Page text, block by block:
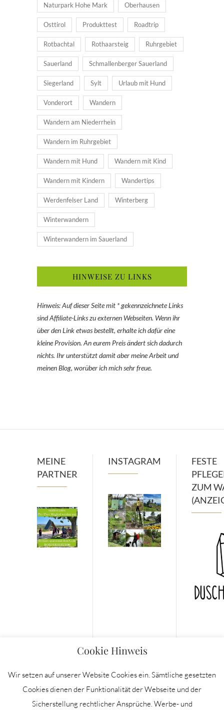
Naturpark Hohe Mark Oberhausen
Osttirol Produkttest Roadtrip
Rotbachtal Rothaarsteig Ruhrgebiet
Sauerland Schmallenberger Sauerland
Siegerland Sylt Urlaub mit Hund
Vonderort Wandern
Wandern am Niederrhein
Wandern im Ruhrgebiet
Wandern mit Hund Wandern mit Kind
Wandern mit Kindern Wandertips
Werdenfelser Land Winterberg
Winterwandern
Winterwandern im Sauerland
HINWEISE ZU LINKS
Hinweis: Auf dieser Seite mit * gekennzeichnete Links
sind Affiliate-Links zu externen Webseiten. Wenn ihr
über den Link etwas bestellt, erhalte ich dafür eine
kleine Provision. An eurem Preis ändert sich dadurch
nichts. Ihr unterstützt damit aber meine Arbeit und
meinen Blog, worüber ich mich sehr freue.
MEINE
PARTNER
INSTAGRAM
FESTE
ZUM
Cookie Hinweis
Wir setzen auf unserer Website Cookies ein. Sämtliche gesetzten
Cookies dienen der Funktionalität der Webseite und der
Sicherstellung rechtlicher Ansprüche. Werbe- und